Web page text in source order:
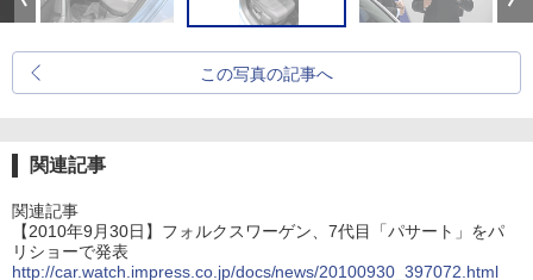
この写真の記事へ
関連記事
関連記事
【2010年9月30日】フォルクスワーゲン、7代目「パサート」をパ
リショーで発表
http://car.watch.impress.co.jp/docs/news/20100930_397072.html